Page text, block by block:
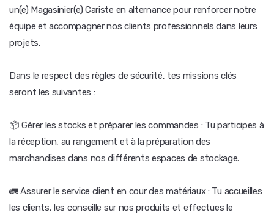
un(e) Magasinier(e) Cariste en alternance pour renforcer notre
équipe et accompagner nos clients professionnels dans leurs
projets.
Dans le respect des règles de sécurité, tes missions clés
seront les suivantes :
📦 Gérer les stocks et préparer les commandes : Tu participes à
la réception, au rangement et à la préparation des
marchandises dans nos différents espaces de stockage.
🚛 Assurer le service client en cour des matériaux : Tu accueilles
les clients, les conseille sur nos produits et effectues le